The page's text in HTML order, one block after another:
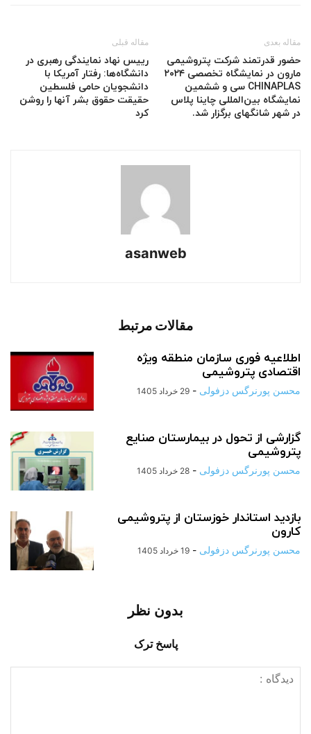
مقاله قبلی
رییس نهاد نمایندگی رهبری در
دانشگاه‌ها: رفتار آمریکا با
دانشجویان حامی فلسطین
حقیقت حقوق بشر آنها را روشن
کرد
مقاله بعدی
حضور قدرتمند شرکت پتروشیمی
مارون در نمایشگاه تخصصی ۲۰۲۴
CHINAPLAS سی و ششمین
نمایشگاه بین‌المللی چاینا پلاس
در شهر شانگهای برگزار شد.
asanweb
مقالات مرتبط
اطلاعیه فوری سازمان منطقه ویژه
اقتصادی پتروشیمی
محسن پورنرگس دزفولی - 29 خرداد 1405
گزارشی از تحول در بیمارستان صنایع
پتروشیمی
محسن پورنرگس دزفولی - 28 خرداد 1405
بازدید استاندار خوزستان از پتروشیمی
کارون
محسن پورنرگس دزفولی - 19 خرداد 1405
بدون نظر
پاسخ ترک